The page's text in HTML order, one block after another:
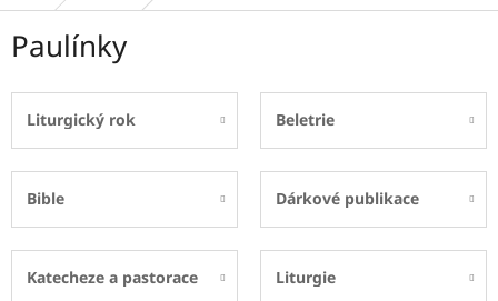
Paulínky
Liturgický rok Beletrie
Bible Dárkové publikace
Katecheze a pastorace Liturgie